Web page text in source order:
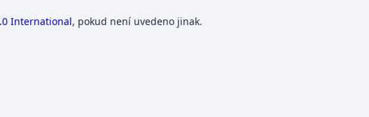
International, pokud není uvedeno jinak.